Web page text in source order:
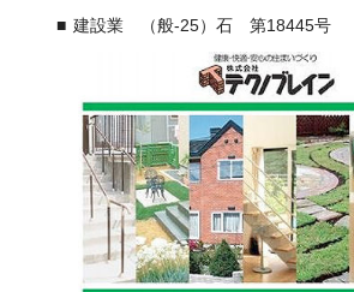
建設業 （般-25）石 第18445号